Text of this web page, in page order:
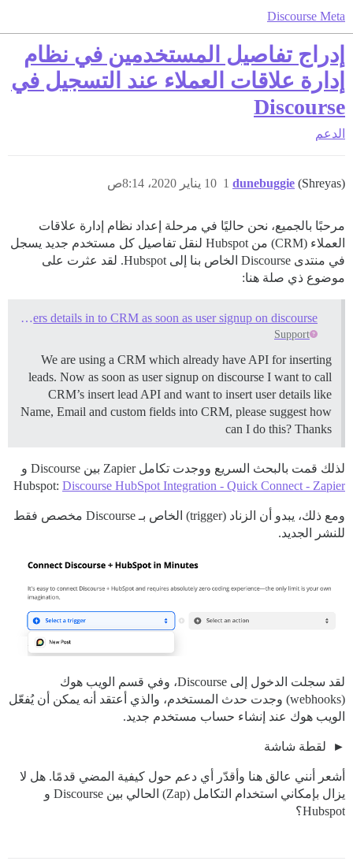
Discourse Meta
إدراج تفاصيل المستخدمين في نظام
إدارة علاقات العملاء عند التسجيل في
Discourse
الدعم
dunebuggie (Shreyas) 10 يناير 2020، 8:14ص 1
مرحبًا بالجميع، نحن حاليًا في مرحلة إعداد نظام إدارة علاقات
العملاء (CRM) من Hubspot لنقل تفاصيل كل مستخدم جديد يسجل
في منتدى Discourse الخاص بنا إلى Hubspot. لقد عثرت على
موضوع ذي صلة هنا:
How can I insert users details in to CRM as soon as user signup on discourse
Support
We are using a CRM which already have API for inserting
leads. Now as soon as user signup on discourse I want to call
CRM’s insert lead API and want to insert user details like
Name, Email and custom fields into CRM, please suggest how
can I do this? Thanks
لذلك قمت بالبحث السريع ووجدت تكامل Zapier بين Discourse و
Hubspot: Discourse HubSpot Integration - Quick Connect - Zapier
ومع ذلك، يبدو أن الزناد (trigger) الخاص بـ Discourse مخصص فقط
للنشر الجديد.
لقد سجلت الدخول إلى Discourse، وفي قسم الويب هوك
(webhooks) وجدت حدث المستخدم، والذي أعتقد أنه يمكن أن يُفعّل
الويب هوك عند إنشاء حساب مستخدم جديد.
لقطة شاشة
أشعر أنني عالق هنا وأقدّر أي دعم حول كيفية المضي قدمًا. هل لا
يزال بإمكاني استخدام التكامل (Zap) الحالي بين Discourse و
Hubspot؟